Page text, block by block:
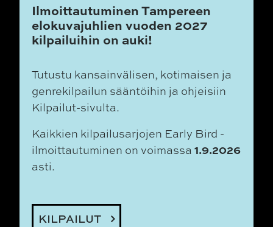
Ilmoittautuminen Tampereen
elokuvajuhlien vuoden 2027
kilpailuihin on auki!
Tutustu kansainvälisen, kotimaisen ja
genrekilpailun sääntöihin ja ohjeisiin
Kilpailut-sivulta.
Kaikkien kilpailusarjojen Early Bird -
ilmoittautuminen on voimassa 1.9.2026
asti.
KILPAILUT